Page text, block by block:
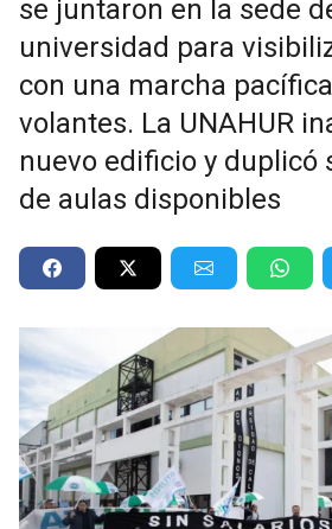
se juntaron en la sede
universidad para
con una marcha
volantes. La UNAHUR
nuevo edificio y duplicó
de aulas disponibles